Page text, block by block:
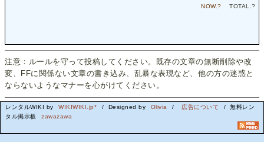
NOW.? TOTAL.?
注意：ルールを守って投稿してください。既存の文章の無断削除や改
変、FFに関係ない文章の書き込み、乱暴な表現など、他の方の迷惑と
ならないようなマナーを心がけてください。
レンタルWIKI by WIKIWIKI.jp* / Designed by Olivia / 広告について
/ 無料レン
タル掲示板
zawazawa